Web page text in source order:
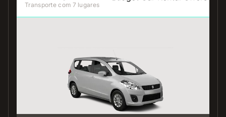
Transporte com 7 lugares